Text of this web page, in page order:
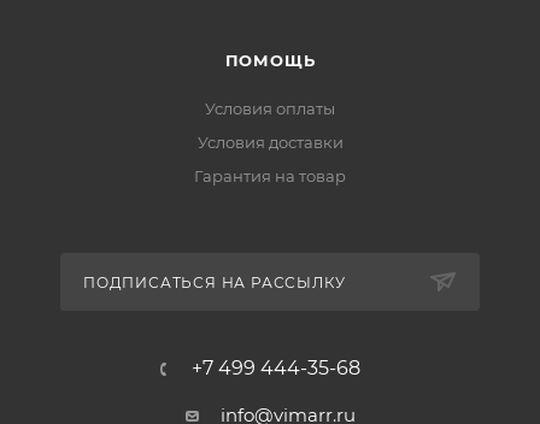
ПОМОЩЬ
Условия оплаты
Условия доставки
Гарантия на товар
ПОДПИСАТЬСЯ НА РАССЫЛКУ
+7 499 444-35-68
info@vimarr.ru